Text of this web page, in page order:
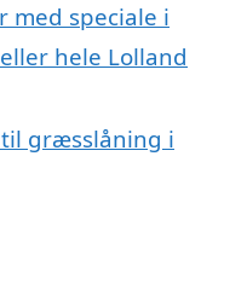
med speciale i
hele Lolland
græsslåning i